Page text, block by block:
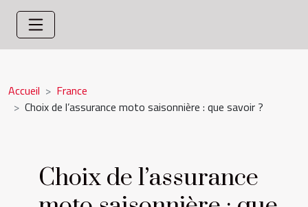
Accueil
France
Choix de l’assurance moto saisonnière : que savoir ?
Choix de l’assurance